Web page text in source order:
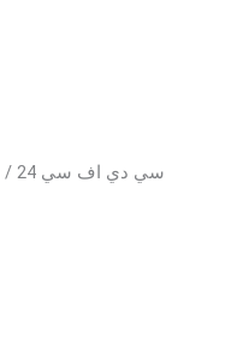
/ سي دي اف سي 24